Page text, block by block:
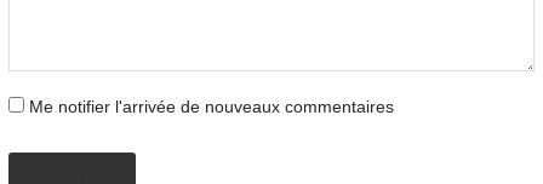
Me notifier l'arrivée de nouveaux commentaires